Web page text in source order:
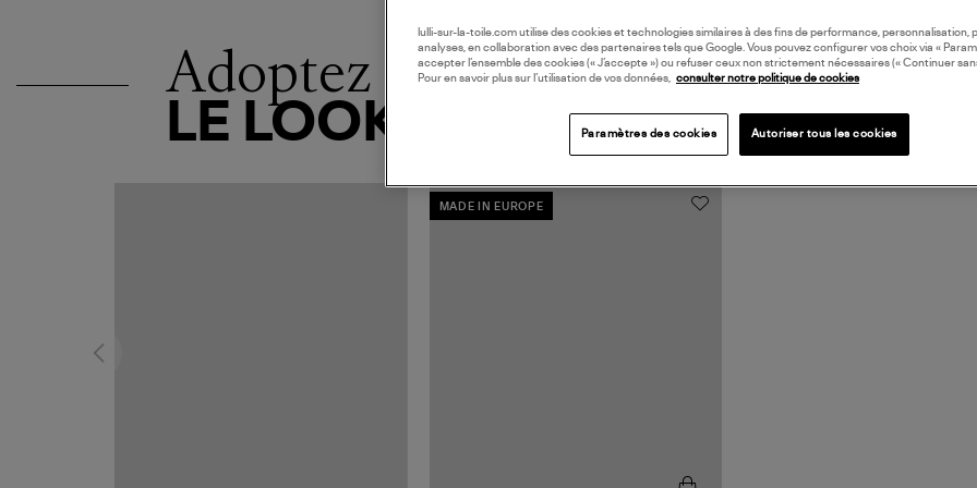
Adoptez
LE LOOK
MADE IN EUROPE
lulli-sur-la-toile.com utilise des cookies et technologies similaires à des fins de performance, personnalisation,
analyses, en collaboration avec des partenaires tels que Google. Vous pouvez configurer vos choix via «
accepter l’ensemble des cookies (« J’accepte ») ou refuser ceux non strictement nécessaires (« Continuer
Pour en savoir plus sur l’utilisation de vos données, consulter notre politique de cookies
Paramètres des cookies Autoriser tous les cookies